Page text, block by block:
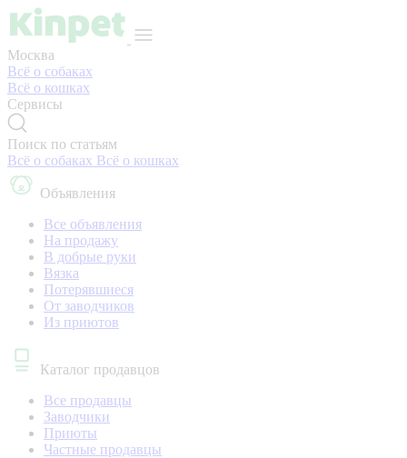
Москва
Всё о собаках
Всё о кошках
Сервисы
Поиск по статьям
Всё о собаках Всё о кошках
Объявления
Все объявления
На продажу
В добрые руки
Вязка
Потерявшиеся
От заводчиков
Из приютов
Каталог продавцов
Все продавцы
Заводчики
Приюты
Частные продавцы